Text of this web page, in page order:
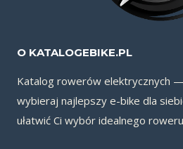
O KATALOGEBIKE.PL
Katalog rowerów elektrycznych
wybieraj najlepszy e-bike dla
ułatwić Ci wybór idealnego